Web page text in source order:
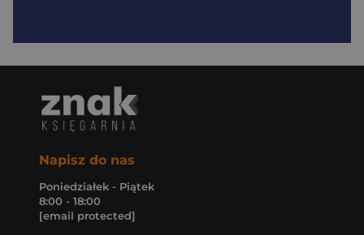
Napisz do nas
Poniedziałek - Piątek
8:00 - 18:00
[email protected]